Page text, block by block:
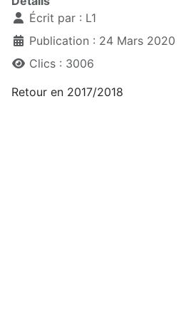
Écrit par : L1
Publication : 24 Mars 2020
Clics : 3006
Retour en 2017/2018